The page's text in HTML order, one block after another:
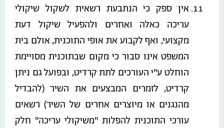
אין ספק כי הנתבעת רשאית לשקול שיקולי
עריכה כאלה ואחרים ולהפעיל שיקול דעת
מקצועי, ואף לקבוע את אופי התוכנית, אולם בית
המשפט אינו סבור כי מקום שבתוכנית מסויימת
הוחלט ע"י העורכים לתת קרדיט, ובפועל גם ניתן
קרדיט, לזמרים המבצעים את השיר (להבדיל
מהנגנים או מיוצרים אחרים של השיר) רשאים
עורכי התוכנית להפלות "משיקולי עריכה" חלק